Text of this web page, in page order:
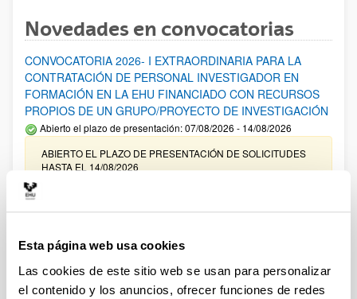
Esta página web usa cookies
Las cookies de este sitio web se usan para personalizar
el contenido y los anuncios, ofrecer funciones de redes
Novedades en convocatorias
CONVOCATORIA 2026- I EXTRAORDINARIA PARA LA
CONTRATACIÓN DE PERSONAL INVESTIGADOR EN
FORMACIÓN EN LA EHU FINANCIADO CON RECURSOS
PROPIOS DE UN GRUPO/PROYECTO DE INVESTIGACIÓN
Abierto el plazo de presentación: 07/08/2026 - 14/08/2026
ABIERTO EL PLAZO DE PRESENTACIÓN DE SOLICITUDES
HASTA EL 14/08/2026
Ayudas para financiación de la adquisición y renovación de
UPV/EHU 2026
Trámite abierto
25/03/2026: Corrección de errores del listado provisional de
solicitudes admitidas y excluidas. 23/03/2026: Relación